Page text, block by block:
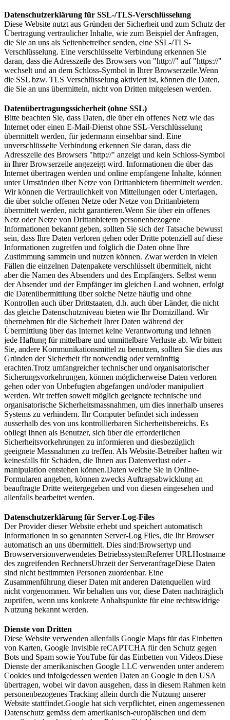
Datenschutzerklärung für SSL-/TLS-Verschlüsselung
Diese Website nutzt aus Gründen der Sicherheit und zum Schutz der
Übertragung vertraulicher Inhalte, wie zum Beispiel der Anfragen,
die Sie an uns als Seitenbetreiber senden, eine SSL-/TLS-
Verschlüsselung. Eine verschlüsselte Verbindung erkennen Sie
daran, dass die Adresszeile des Browsers von "http://" auf "https://"
wechselt und an dem Schloss-Symbol in Ihrer Browserzeile.Wenn
die SSL bzw. TLS Verschlüsselung aktiviert ist, können die Daten,
die Sie an uns übermitteln, nicht von Dritten mitgelesen werden.
Datenübertragungssicherheit (ohne SSL)
Bitte beachten Sie, dass Daten, die über ein offenes Netz wie das
Internet oder einen E-Mail-Dienst ohne SSL-Verschlüsselung
übermittelt werden, für jedermann einsehbar sind. Eine
unverschlüsselte Verbindung erkennen Sie daran, dass die
Adresszeile des Browsers "http://" anzeigt und kein Schloss-Symbol
in Ihrer Browserzeile angezeigt wird. Informationen die über das
Internet übertragen werden und online empfangene Inhalte, können
unter Umständen über Netze von Drittanbietern übermittelt werden.
Wir können die Vertraulichkeit von Mitteilungen oder Unterlagen,
die über solche offenen Netze oder Netze von Drittanbietern
übermittelt werden, nicht garantieren.Wenn Sie über ein offenes
Netz oder Netze von Drittanbietern personenbezogene
Informationen bekannt geben, sollten Sie sich der Tatsache bewusst
sein, dass Ihre Daten verloren gehen oder Dritte potenziell auf diese
Informationen zugreifen und folglich die Daten ohne Ihre
Zustimmung sammeln und nutzen können. Zwar werden in vielen
Fällen die einzelnen Datenpakete verschlüsselt übermittelt, nicht
aber die Namen des Absenders und des Empfängers. Selbst wenn
der Absender und der Empfänger im gleichen Land wohnen, erfolgt
die Datenübermittlung über solche Netze häufig und ohne
Kontrollen auch über Drittstaaten, d.h. auch über Länder, die nicht
das gleiche Datenschutzniveau bieten wie Ihr Domizilland. Wir
übernehmen für die Sicherheit Ihrer Daten während der
Übermittlung über das Internet keine Verantwortung und lehnen
jede Haftung für mittelbare und unmittelbare Verluste ab. Wir bitten
Sie, andere Kommunikationsmittel zu benutzen, sollten Sie dies aus
Gründen der Sicherheit für notwendig oder vernünftig
erachten.Trotz umfangreicher technischer und organisatorischer
Sicherungsvorkehrungen, können möglicherweise Daten verloren
gehen oder von Unbefugten abgefangen und/oder manipuliert
werden. Wir treffen soweit möglich geeignete technische und
organisatorische Sicherheitsmassnahmen, um dies innerhalb unseres
Systems zu verhindern. Ihr Computer befindet sich indessen
ausserhalb des von uns kontrollierbaren Sicherheitsbereichs. Es
obliegt Ihnen als Benutzer, sich über die erforderlichen
Sicherheitsvorkehrungen zu informieren und diesbezüglich
geeignete Massnahmen zu treffen. Als Website-Betreiber haften wir
keinesfalls für Schäden, die Ihnen aus Datenverlust oder -
manipulation entstehen können.Daten welche Sie in Online-
Formularen angeben, können zwecks Auftragsabwicklung an
beauftragte Dritte weitergegeben und von diesen eingesehen und
allenfalls bearbeitet werden.
Datenschutzerklärung für Server-Log-Files
Der Provider dieser Website erhebt und speichert automatisch
Informationen in so genannten Server-Log Files, die Ihr Browser
automatisch an uns übermittelt. Dies sind:Browsertyp und
Browserversionverwendetes BetriebssystemReferrer URLHostname
des zugreifenden RechnersUhrzeit der ServeranfrageDiese Daten
sind nicht bestimmten Personen zuordenbar. Eine
Zusammenführung dieser Daten mit anderen Datenquellen wird
nicht vorgenommen. Wir behalten uns vor, diese Daten nachträglich
zuprüfen, wenn uns konkrete Anhaltspunkte für eine rechtswidrige
Nutzung bekannt werden.
Dienste von Dritten
Diese Website verwenden allenfalls Google Maps für das Einbetten
von Karten, Google Invisible reCAPTCHA für den Schutz gegen
Bots und Spam sowie YouTube für das Einbetten von Videos.Diese
Dienste der amerikanischen Google LLC verwenden unter anderem
Cookies und infolgedessen werden Daten an Google in den USA
übertragen, wobei wir davon ausgehen, dass in diesem Rahmen kein
personenbezogenes Tracking allein durch die Nutzung unserer
Website stattfindet.Google hat sich verpflichtet, einen angemessenen
Datenschutz gemäss dem amerikanisch-europäischen und dem